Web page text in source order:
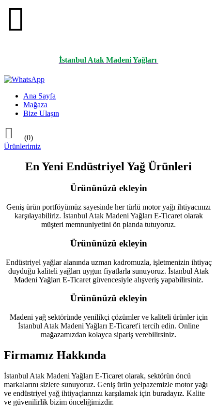

İstanbul Atak Madeni Yağları
Ana Sayfa
Mağaza
Bize Ulaşın

(0)
Ürünlerimiz
En Yeni Endüstriyel Yağ Ürünleri
Ürününüzü ekleyin
Geniş ürün portföyümüz sayesinde her türlü motor yağı ihtiyacınızı
karşılayabiliriz. İstanbul Atak Madeni Yağları E-Ticaret olarak
müşteri memnuniyetini ön planda tutuyoruz.
Ürününüzü ekleyin
Endüstriyel yağlar alanında uzman kadromuzla, işletmenizin ihtiyaç
duyduğu kaliteli yağları uygun fiyatlarla sunuyoruz. İstanbul Atak
Madeni Yağları E-Ticaret güvencesiyle alışveriş yapabilirsiniz.
Ürününüzü ekleyin
Madeni yağ sektöründe yenilikçi çözümler ve kaliteli ürünler için
İstanbul Atak Madeni Yağları E-Ticaret'i tercih edin. Online
mağazamızdan kolayca sipariş verebilirsiniz.
Firmamız Hakkında
İstanbul Atak Madeni Yağları E-Ticaret olarak, sektörün öncü
markalarını sizlere sunuyoruz. Geniş ürün yelpazemizle motor yağı
ve endüstriyel yağ ihtiyaçlarınızı karşılamak için buradayız. Kalite
ve güvenilirlik bizim önceliğimizdir.